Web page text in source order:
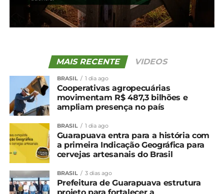
UP NEXT
Competitividade da carne suína sinaliza
reação frente à de frango
354,7 milhões de toneladas de grãos na safra
MAIS RECENTE VIDEOS
BRASIL 1 dia ago
Cooperativas agropecuárias
movimentam R$ 487,3 bilhões e
ampliam presença no país
BRASIL 1 dia ago
Guarapuava entra para a história com
a primeira Indicação Geográfica para
cervejas artesanais do Brasil
BRASIL 3 dias ago
Prefeitura de Guarapuava estrutura